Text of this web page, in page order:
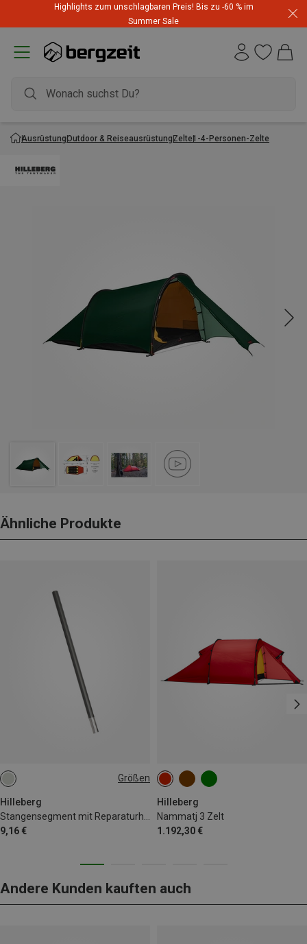
Highlights zum unschlagbaren Preis! Bis zu -60 % im
Summer Sale
AusrüstungOutdoor & ReiseausrüstungZelte1-4-Personen-Zelte
Ähnliche Produkte
Größen
Hilleberg
9,16 €
10MM
Hilleberg
Nammatj 3 Zelt
1.192,30 €
Andere Kunden kauften auch